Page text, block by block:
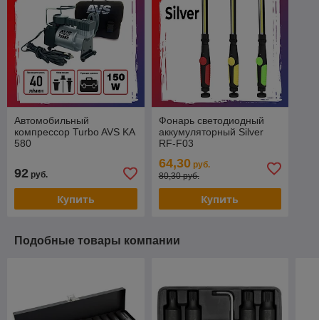
Автомобильный
компрессор Turbo AVS KA
580
92 руб.
Купить
Фонарь светодиодный
аккумуляторный Silver
RF-F03
64,30руб.
80,30 руб.
Купить
Подобные товары компании